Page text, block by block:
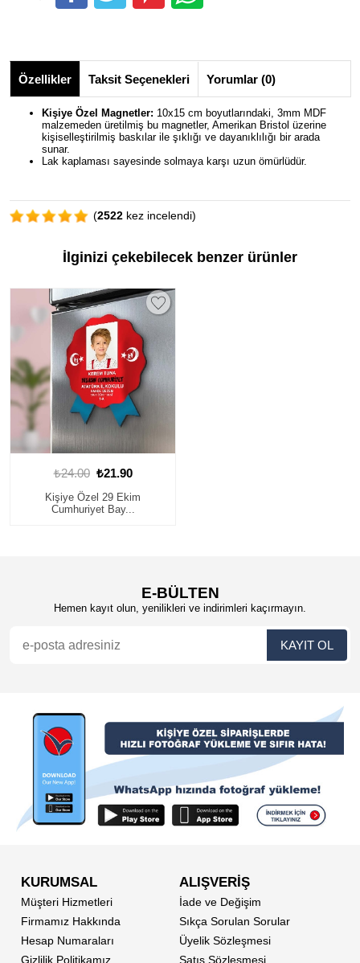
Özellikler Taksit Seçenekleri Yorumlar (0)
Kişiye Özel Magnetler: 10x15 cm boyutlarındaki, 3mm MDF
malzemeden üretilmiş bu magnetler, Amerikan Bristol üzerine
kişiselleştirilmiş baskılar ile şıklığı ve dayanıklılığı bir arada
sunar.
Lak kaplaması sayesinde solmaya karşı uzun ömürlüdür.
(2522 kez incelendi)
İlginizi çekebilecek benzer ürünler
₺24.00 ₺21.90
Kişiye Özel 29 Ekim
Cumhuriyet Bay...
E-BÜLTEN
Hemen kayıt olun, yenilikleri ve indirimleri kaçırmayın.
KURUMSAL
Müşteri Hizmetleri
Firmamız Hakkında
Hesap Numaraları
Gizlilik Politikamız
ALIŞVERİŞ
İade ve Değişim
Sıkça Sorulan Sorular
Üyelik Sözleşmesi
Satış Sözleşmesi